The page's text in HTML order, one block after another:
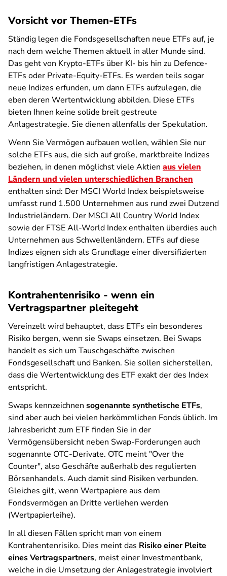
Vorsicht vor Themen-ETFs
Ständig legen die Fondsgesellschaften neue ETFs auf, je
nach dem welche Themen aktuell in aller Munde sind.
Das geht von Krypto-ETFs über KI- bis hin zu Defence-
ETFs oder Private-Equity-ETFs. Es werden teils sogar
neue Indizes erfunden, um dann ETFs aufzulegen, die
eben deren Wertentwicklung abbilden. Diese ETFs
bieten Ihnen keine solide breit gestreute
Anlagestrategie. Sie dienen allenfalls der Spekulation.
Wenn Sie Vermögen aufbauen wollen, wählen Sie nur
solche ETFs aus, die sich auf große, marktbreite Indizes
beziehen, in denen möglichst viele Aktien aus vielen
Ländern und vielen unterschiedlichen Branchen
enthalten sind: Der MSCI World Index beispielsweise
umfasst rund 1.500 Unternehmen aus rund zwei Dutzend
Industrieländern. Der MSCI All Country World Index
sowie der FTSE All-World Index enthalten überdies auch
Unternehmen aus Schwellenländern. ETFs auf diese
Indizes eignen sich als Grundlage einer diversifizierten
langfristigen Anlagestrategie.
Kontrahentenrisiko - wenn ein
Vertragspartner pleitegeht
Vereinzelt wird behauptet, dass ETFs ein besonderes
Risiko bergen, wenn sie Swaps einsetzen. Bei Swaps
handelt es sich um Tauschgeschäfte zwischen
Fondsgesellschaft und Banken. Sie sollen sicherstellen,
dass die Wertentwicklung des ETF exakt der des Index
entspricht.
Swaps kennzeichnen sogenannte synthetische ETFs,
sind aber auch bei vielen herkömmlichen Fonds üblich. Im
Jahresbericht zum ETF finden Sie in der
Vermögensübersicht neben Swap-Forderungen auch
sogenannte OTC-Derivate. OTC meint "Over the
Counter", also Geschäfte außerhalb des regulierten
Börsenhandels. Auch damit sind Risiken verbunden.
Gleiches gilt, wenn Wertpapiere aus dem
Fondsvermögen an Dritte verliehen werden
(Wertpapierleihe).
In all diesen Fällen spricht man von einem
Kontrahentenrisiko. Dies meint das Risiko einer Pleite
eines Vertragspartners, meist einer Investmentbank,
welche in die Umsetzung der Anlagestrategie involviert